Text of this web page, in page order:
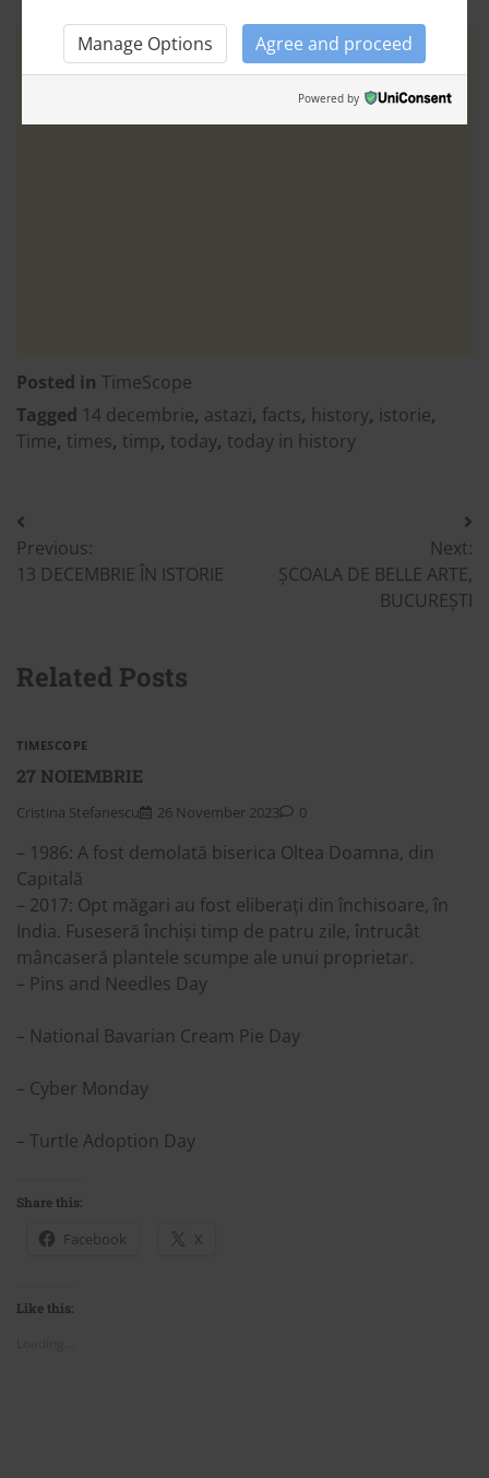
Posted in TimeScope
Tagged 14 decembrie, astazi , facts, history, istorie,
Time, times, timp, today, today in history
Post
navigation
Previous:
13 DECEMBRIE ÎN ISTORIE
Next:
ȘCOALA DE BELLE ARTE,
BUCUREȘTI
Related Posts
TIMESCOPE
27 NOIEMBRIE
Cristina Stefanescu 26 November 2023 0
– 1986: A fost demolată biserica Oltea Doamna, din
Capitală
– 2017: Opt măgari au fost eliberați din închisoare, în
India. Fuseseră închiși timp de patru zile, întrucât
mâncaseră plantele scumpe ale unui proprietar.
– Pins and Needles Day
– National Bavarian Cream Pie Day
– Cyber Monday
– Turtle Adoption Day
Share this:
Facebook X
Like this:
Manage Options Agree and proceed
Powered by